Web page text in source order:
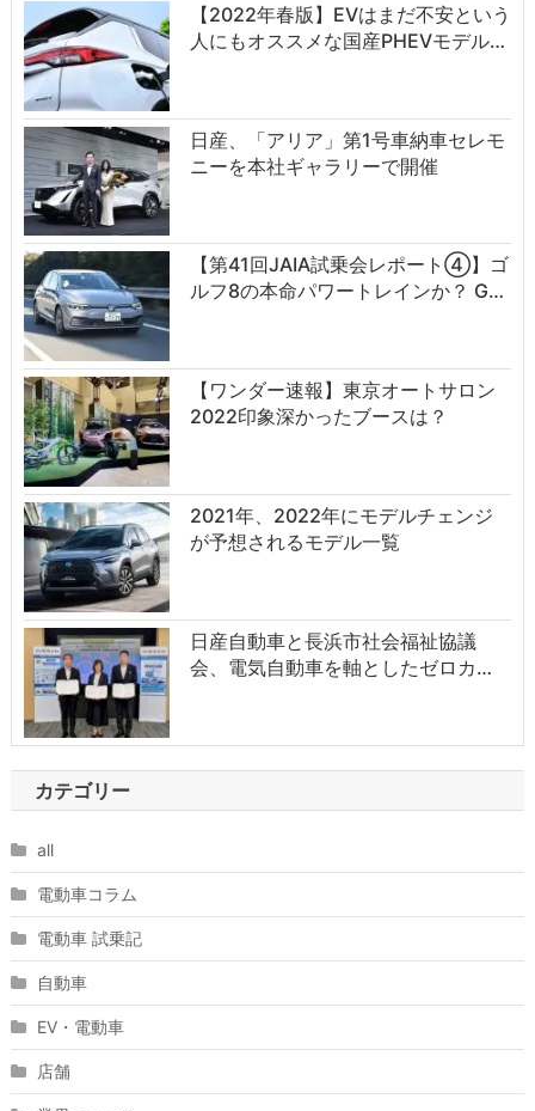
【2022年春版】EVはまだ不安という
人にもオススメな国産PHEVモデル…
日産、「アリア」第1号車納車セレモ
ニーを本社ギャラリーで開催
【第41回JAIA試乗会レポート④】ゴ
ルフ8の本命パワートレインか？ G…
【ワンダー速報】東京オートサロン
2022印象深かったブースは？
2021年、2022年にモデルチェンジ
が予想されるモデル一覧
日産自動車と長浜市社会福祉協議
会、電気自動車を軸としたゼロカ…
カテゴリー
all
電動車コラム
電動車 試乗記
自動車
EV・電動車
店舗